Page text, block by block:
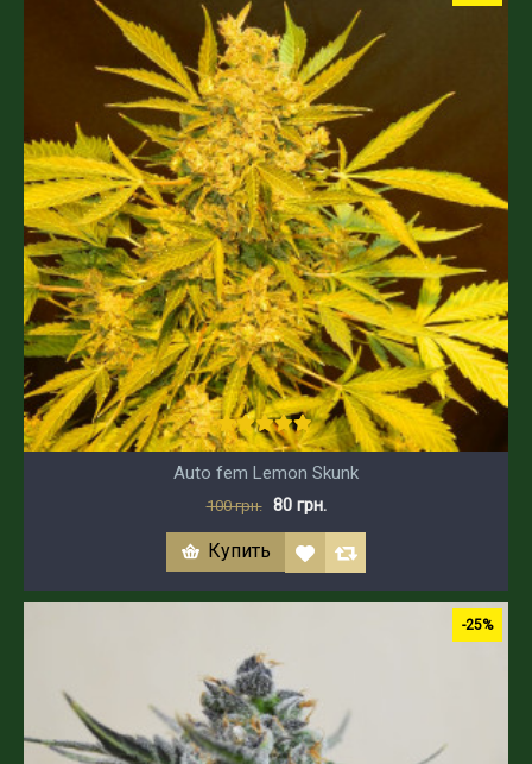
Auto fem Lemon Skunk
100 грн. 80 грн.
Купить
-25%